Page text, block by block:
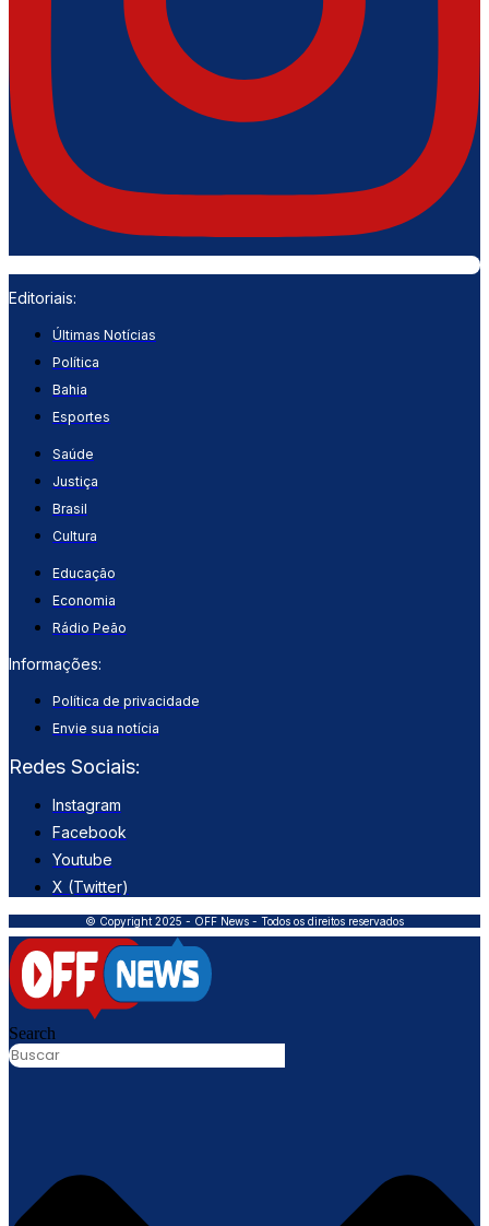
Editoriais:
Últimas Notícias
Política
Bahia
Esportes
Saúde
Justiça
Brasil
Cultura
Educação
Economia
Rádio Peão
Informações:
Política de privacidade
Envie sua notícia
Redes Sociais:
Instagram
Facebook
Youtube
X (Twitter)
© Copyright 2025 - OFF News - Todos os direitos reservados
Search